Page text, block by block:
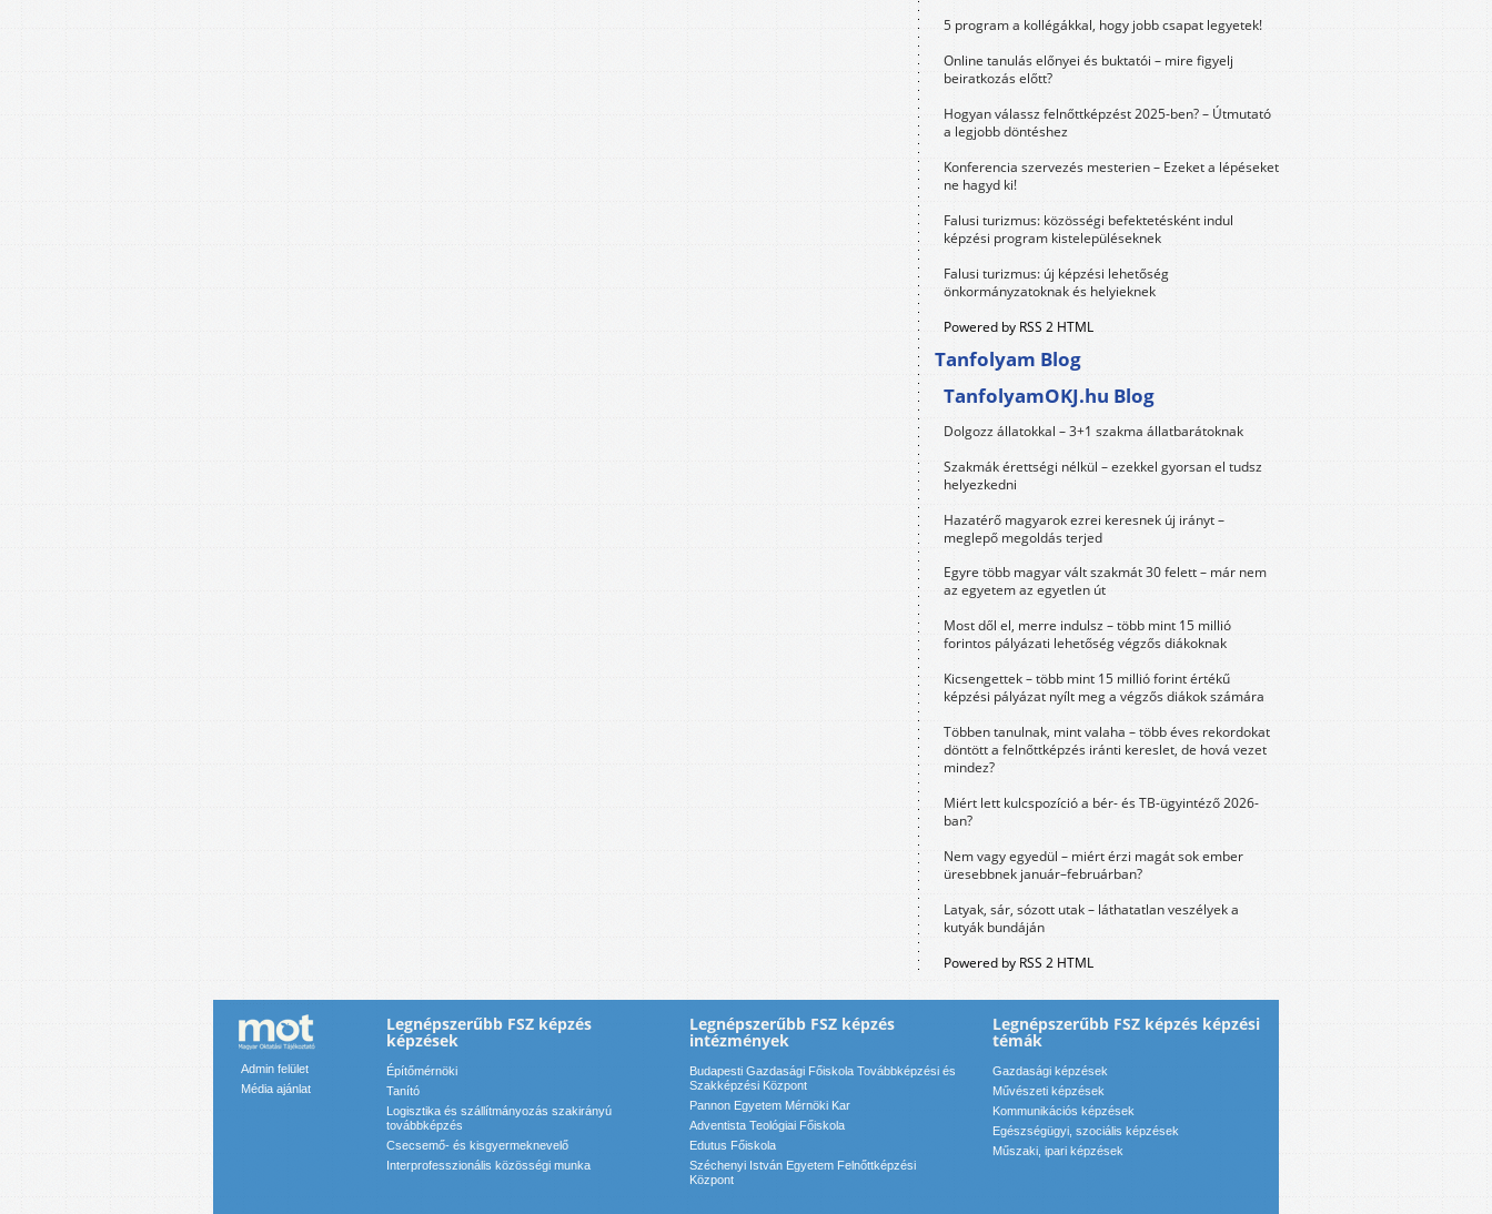
5 program a kollégákkal, hogy jobb csapat legyetek!
Online tanulás előnyei és buktatói – mire figyelj
beiratkozás előtt?
Hogyan válassz felnőttképzést 2025-ben? – Útmutató
a legjobb döntéshez
Konferencia szervezés mesterien – Ezeket a lépéseket
ne hagyd ki!
Falusi turizmus: közösségi befektetésként indul
képzési program kistelepüléseknek
Falusi turizmus: új képzési lehetőség
önkormányzatoknak és helyieknek
Powered by RSS 2 HTML
Tanfolyam Blog
TanfolyamOKJ.hu Blog
Dolgozz állatokkal – 3+1 szakma állatbarátoknak
Szakmák érettségi nélkül – ezekkel gyorsan el tudsz
helyezkedni
Hazatérő magyarok ezrei keresnek új irányt –
meglepő megoldás terjed
Egyre több magyar vált szakmát 30 felett – már nem
az egyetem az egyetlen út
Most dől el, merre indulsz – több mint 15 millió
forintos pályázati lehetőség végzős diákoknak
Kicsengettek – több mint 15 millió forint értékű
képzési pályázat nyílt meg a végzős diákok számára
Többen tanulnak, mint valaha – több éves rekordokat
döntött a felnőttképzés iránti kereslet, de hová vezet
mindez?
Miért lett kulcspozíció a bér- és TB-ügyintéző 2026-
ban?
Nem vagy egyedül – miért érzi magát sok ember
üresebbnek január–februárban?
Latyak, sár, sózott utak – láthatatlan veszélyek a
kutyák bundáján
Powered by RSS 2 HTML
Admin felület
Média ajánlat
Legnépszerűbb FSZ képzés
képzések
Építőmérnöki
Tanító
Logisztika és szállítmányozás szakirányú
továbbképzés
Csecsemő- és kisgyermeknevelő
Interprofesszionális közösségi munka
Legnépszerűbb FSZ képzés
intézmények
Budapesti Gazdasági Főiskola Továbbképzési és
Szakképzési Központ
Pannon Egyetem Mérnöki Kar
Adventista Teológiai Főiskola
Edutus Főiskola
Széchenyi István Egyetem Felnőttképzési
Központ
Legnépszerűbb FSZ képzés képzési
témák
Gazdasági képzések
Művészeti képzések
Kommunikációs képzések
Egészségügyi, szociális képzések
Műszaki, ipari képzések